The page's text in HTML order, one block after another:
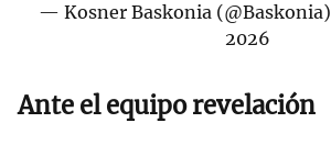
— Kosner Baskonia (@Baskonia)
2026
Ante el equipo revelación